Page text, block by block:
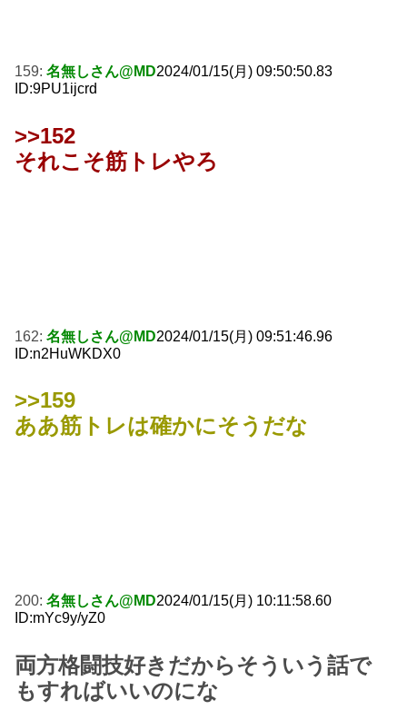
159: 名無しさん@MD2024/01/15(月) 09:50:50.83
ID:9PU1ijcrd
>>152
それこそ筋トレやろ
162: 名無しさん@MD2024/01/15(月) 09:51:46.96
ID:n2HuWKDX0
>>159
ああ筋トレは確かにそうだな
200: 名無しさん@MD2024/01/15(月) 10:11:58.60
ID:mYc9y/yZ0
両方格闘技好きだからそういう話で
もすればいいのにな